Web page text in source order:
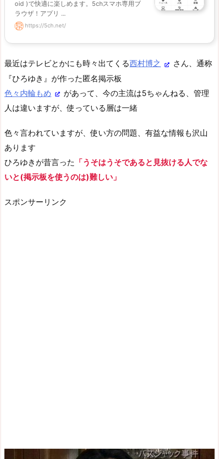
oid )で快適に楽しめます。5chスマホ専用ブ
ラウザ！アプリ ...
https://5ch.net/
最近はテレビとかにも時々出てくる西村博之
さん、通称
『ひろゆき』が作った匿名掲示板
色々内輪もめ
があって、今の主流は5ちゃんねる、管理
人は違いますが、使っている層は一緒
色々言われていますが、使い方の問題、有益な情報も沢山
あります
ひろゆきが昔言った 「うそはうそであると見抜ける人でな
いと(掲示板を使うのは)難しい」
スポンサーリンク